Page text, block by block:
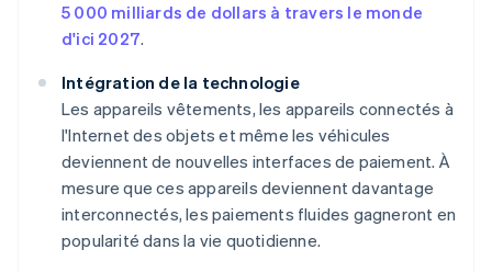
5 000 milliards de dollars à travers le monde
d'ici 2027.
Intégration de la technologie
Les appareils vêtements, les appareils connectés à
l'Internet des objets et même les véhicules
deviennent de nouvelles interfaces de paiement. À
mesure que ces appareils deviennent davantage
interconnectés, les paiements fluides gagneront en
popularité dans la vie quotidienne.